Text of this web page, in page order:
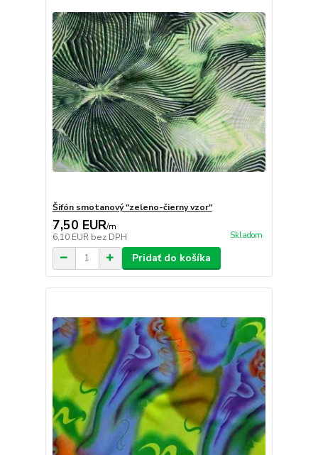
Šifón smotanový "zeleno-čierny vzor"
7,50 EUR/m
6,10 EUR bez DPH Skladom
Pridať do košíka